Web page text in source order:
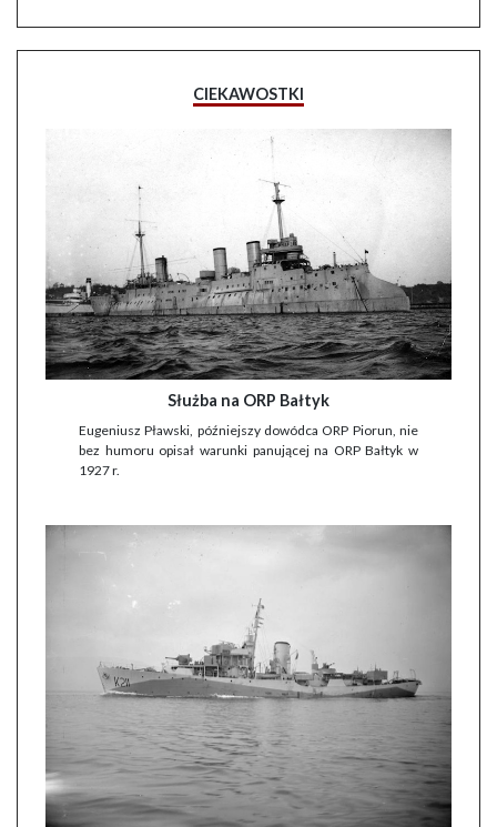
CIEKAWOSTKI
Służba na ORP Bałtyk
Eugeniusz Pławski, późniejszy dowódca ORP Piorun, nie
bez humoru opisał warunki panującej na ORP Bałtyk w
1927 r.